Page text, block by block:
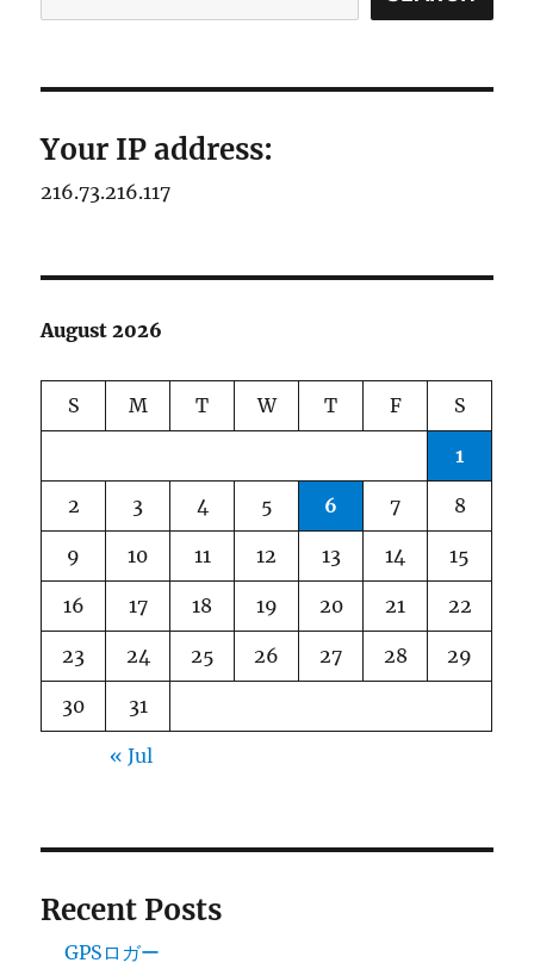
Your IP address:
216.73.216.117
August 2026
S M T W T F S
1
2 3 4 5 6 7 8
9 10 11 12 13 14 15
16 17 18 19 20 21 22
23 24 25 26 27 28 29
30 31
« Jul
Recent Posts
GPSロガー